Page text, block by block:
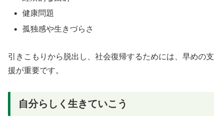
健康問題
孤独感や生きづらさ
引きこもりから脱出し、社会復帰するためには、早めの支
援が重要です。
自分らしく生きていこう